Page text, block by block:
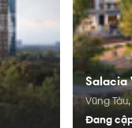
Salacia
Vũng
Đang